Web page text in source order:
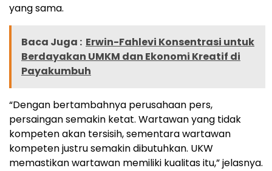
yang sama.
Baca Juga : Erwin-Fahlevi Konsentrasi untuk
Berdayakan UMKM dan Ekonomi Kreatif di
Payakumbuh
“Dengan bertambahnya perusahaan pers,
persaingan semakin ketat. Wartawan yang tidak
kompeten akan tersisih, sementara wartawan
kompeten justru semakin dibutuhkan. UKW
memastikan wartawan memiliki kualitas itu,” jelasnya.